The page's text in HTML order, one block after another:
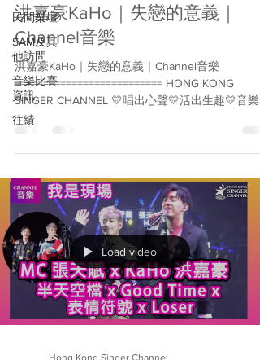
民間樂壇
SAM及其
他訪問
音樂比賽
資訊
往績
洪嘉豪KaHo｜失戀的意義｜
Channel音樂
洪嘉豪KaHo｜失戀的意義｜Channel音樂
========================== HONG KONG
SINGER CHANNEL 💛唱出心聲💛活出生趣💛音樂
生活｜電影💛 Follow我哋👇🏻👇🏻🥰🥰 ▶️Facebook:...
Load video
Hong Kong Singer Channel